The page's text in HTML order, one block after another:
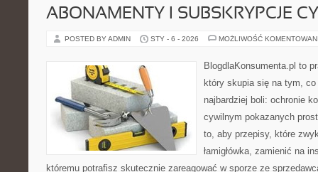
ABONAMENTY I SUBSKRYPCJE
POSTED BY ADMIN STY - 6 - 2026 MOŻLIWOŚĆ
BlogdlaKonsumenta.pl to
który skupia się na tym,
najbardziej boli: ochronie
cywilnym pokazanych
to, aby przepisy, które
łamigłówka, zamienić na
któremu potrafisz skutecznie zareagować w sporze ze